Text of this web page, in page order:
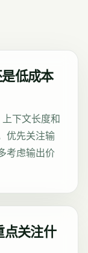
低成本
下文长度和
优先关注输
考虑输出价
点关注什